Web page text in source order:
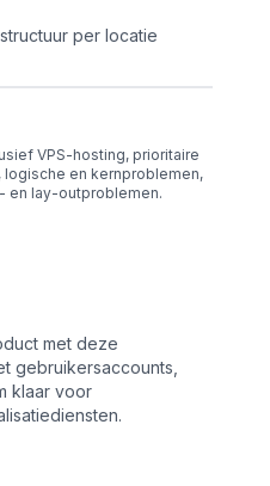
per locatie
VPS-hosting, prioritaire
logische en kernproblemen,
en lay-outproblemen.
met deze
gebruikersaccounts,
klaar voor